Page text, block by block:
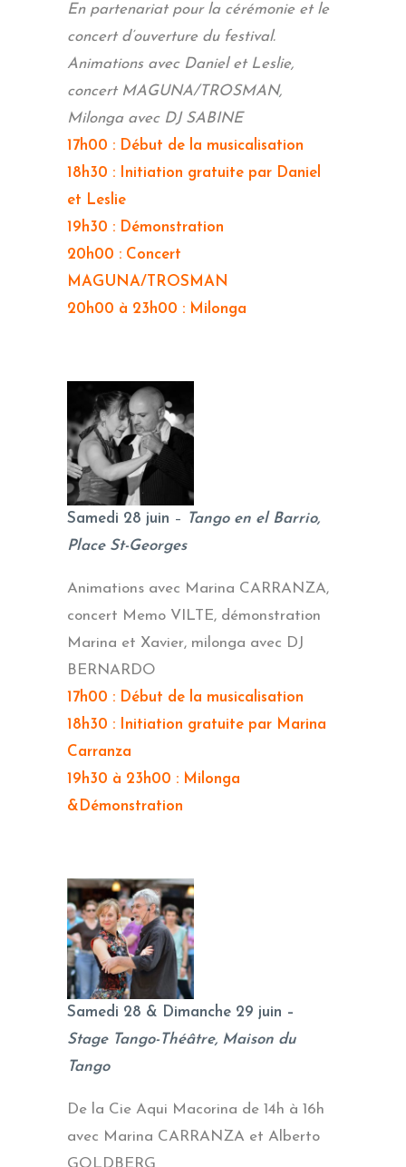
En partenariat pour la cérémonie et le
concert d’ouverture du festival.
Animations avec Daniel et Leslie,
concert MAGUNA/TROSMAN,
Milonga avec DJ SABINE
17h00 : Début de la musicalisation
18h30 : Initiation gratuite par Daniel
et Leslie
19h30 : Démonstration
20h00 : Concert
MAGUNA/TROSMAN
20h00 à 23h00 : Milonga
Samedi 28 juin – Tango en el Barrio,
Place St-Georges
Animations avec Marina CARRANZA,
concert Memo VILTE, démonstration
Marina et Xavier, milonga avec DJ
BERNARDO
17h00 : Début de la musicalisation
18h30 : Initiation gratuite par Marina
Carranza
19h30 à 23h00 : Milonga
&Démonstration
Samedi 28 & Dimanche 29 juin –
Stage Tango-Théâtre, Maison du
Tango
De la Cie Aqui Macorina de 14h à 16h
avec Marina CARRANZA et Alberto
GOLDBERG